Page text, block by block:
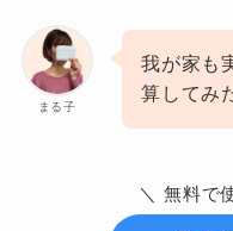
まる子
我が家も
算してみ
＼ 無料で